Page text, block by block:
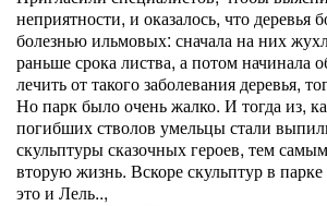
неприятности, и оказалось, что деревья
болезнью ильмовых: сначала на них
раньше срока листва, а потом начинала
лечить от такого заболевания деревья,
Но парк было очень жалко. И тогда из,
погибших стволов умельцы стали
скульптуры сказочных героев, тем
вторую жизнь. Вскоре скульптур в
это и Лель..,